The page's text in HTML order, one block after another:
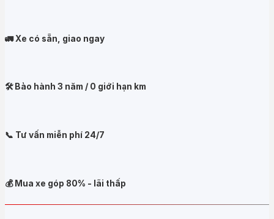
🚛 Xe có sẵn, giao ngay
🛠️ Bảo hành 3 năm / 0 giới hạn km
📞 Tư vấn miễn phí 24/7
💰 Mua xe góp 80% - lãi thấp